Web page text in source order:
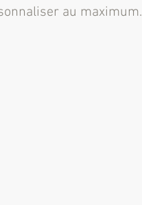
au maximum.